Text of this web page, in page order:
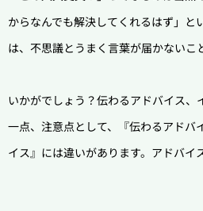
からなんでも解決してくれるはず」と
は、不思議とうまく言葉が届かないこ
いかがでしょう？伝わるアドバイス、
一点、注意点として、『伝わるアドバ
イス』には違いがあります。アドバイ